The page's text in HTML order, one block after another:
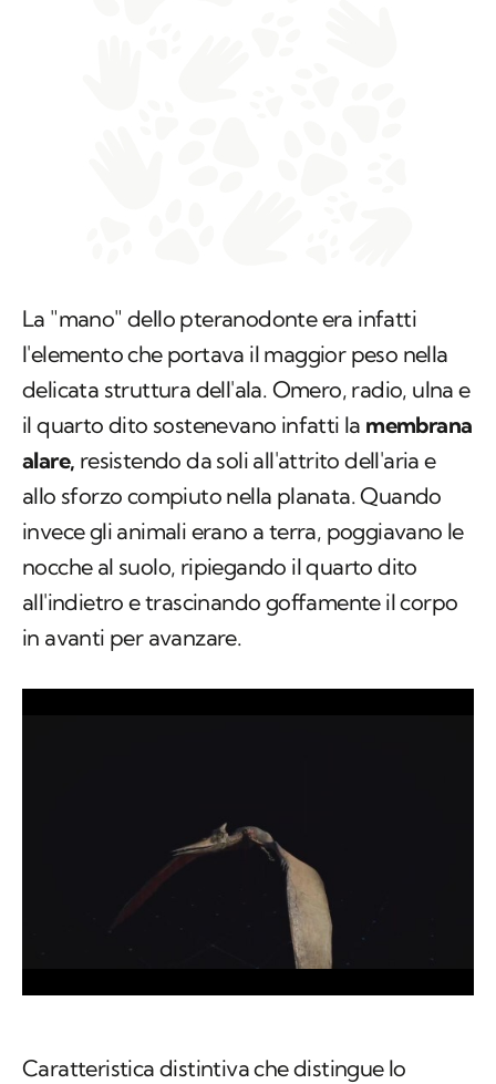
La "mano" dello pteranodonte era infatti
l'elemento che portava il maggior peso nella
delicata struttura dell'ala. Omero, radio, ulna e
il quarto dito sostenevano infatti lamembrana
alare,resistendo da soli all'attrito dell'aria e
allo sforzo compiuto nella planata. Quando
invece gli animali erano a terra, poggiavano le
nocche al suolo, ripiegando il quarto dito
all'indietro e trascinando goffamente il corpo